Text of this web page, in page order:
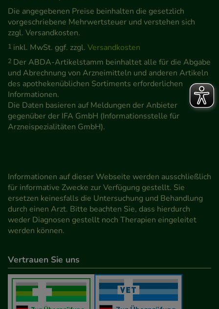
Die angegebenen Preise beinhalten die gesetzlich
vorgeschriebene Mehrwertsteuer und verstehen sich
zzgl. Versandkosten.
1 inkl. MwSt. ggf. zzgl. Versandkosten
2 Der ABDA-Artikelstamm beinhaltet alle für die Abgabe
und Abrechnung von Arzneimitteln und anderen Artikeln
des apothekenüblichen Sortiments erforderlichen
Informationen.
Die Daten basieren auf Meldungen der Anbieter
gegenüber der IFA GmbH (Informationsstelle für
Arzneispezialitäten GmbH).
Informationen auf dieser Webseite werden ausschließlich
für informative Zwecke zur Verfügung gestellt. Sie
ersetzen keinesfalls die Untersuchung und Behandlung
durch einen Arzt. Bitte beachten Sie, dass hierdurch
weder Diagnosen gestellt noch Therapien eingeleitet
werden können.
Vertrauen Sie uns